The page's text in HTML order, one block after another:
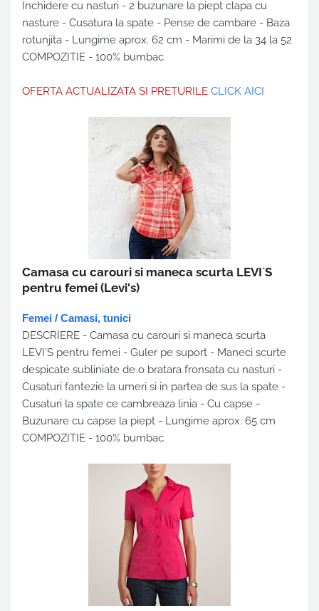
Inchidere cu nasturi - 2 buzunare la piept clapa cu
nasture - Cusatura la spate - Pense de cambare - Baza
rotunjita - Lungime aprox. 62 cm - Marimi de la 34 la 52
COMPOZITIE - 100% bumbac
OFERTA ACTUALIZATA SI PRETURILE CLICK AICI
Camasa cu carouri si maneca scurta LEVI`S
pentru femei (Levi's)
Femei / Camasi, tunici
DESCRIERE - Camasa cu carouri si maneca scurta
LEVI`S pentru femei - Guler pe suport - Maneci scurte
despicate subliniate de o bratara fronsata cu nasturi -
Cusaturi fantezie la umeri si in partea de sus la spate -
Cusaturi la spate ce cambreaza linia - Cu capse -
Buzunare cu capse la piept - Lungime aprox. 65 cm
COMPOZITIE - 100% bumbac